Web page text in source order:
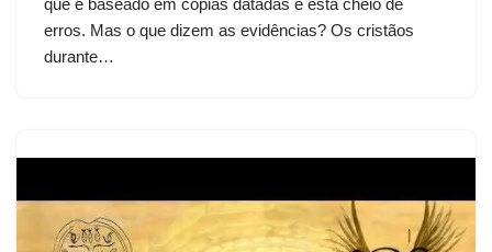
erros. Mas o que dizem as evidências? Os cristãos
durante…